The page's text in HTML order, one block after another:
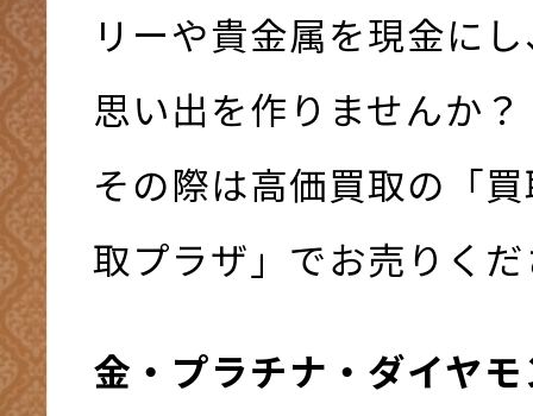
リーや貴金属を現金に
思い出を作りませんか？
その際は高価買取の「
取プラザ」でお売りく
金・プラチナ・ダイヤ